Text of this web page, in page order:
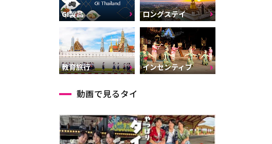
GI製品 ロングステイ
教育旅行 インセンティブ
動画で見るタイ